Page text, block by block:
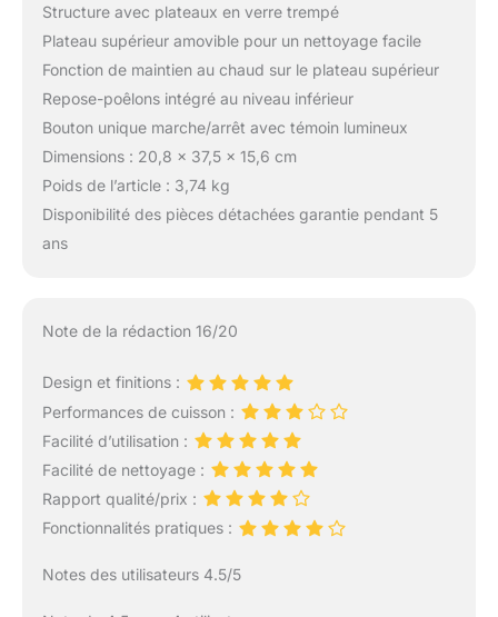
Structure avec plateaux en verre trempé
Plateau supérieur amovible pour un nettoyage facile
Fonction de maintien au chaud sur le plateau supérieur
Repose-poêlons intégré au niveau inférieur
Bouton unique marche/arrêt avec témoin lumineux
Dimensions : 20,8 x 37,5 x 15,6 cm
Poids de l’article : 3,74 kg
Disponibilité des pièces détachées garantie pendant 5
ans
Note de la rédaction 16/20
Design et finitions :
Performances de cuisson :
Facilité d’utilisation :
Facilité de nettoyage :
Rapport qualité/prix :
Fonctionnalités pratiques :
Notes des utilisateurs 4.5/5